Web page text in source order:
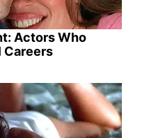
Actors Who
Careers